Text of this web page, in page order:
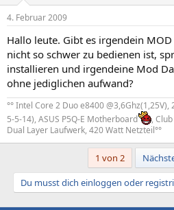
4. Februar 2009
Hallo leute. Gibt es irgendein
nicht so schwer zu bedienen ist,
installieren und irgendeine Mod
ohne jediglichen aufwand?
°° Intel Core 2 Duo e8400 @3,6Ghz(1,25V),
5-5-14), ASUS P5Q-E Motherboard
,
Dual Layer Laufwerk, 420 Watt Netzteil°°
1 von 2
Du musst dich einloggen oder